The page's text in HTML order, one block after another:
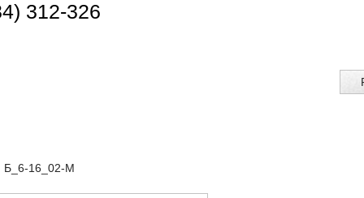
312-326
Б_6-16_02-М